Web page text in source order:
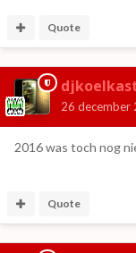
Quote
26 december
2016 was toch nog
Quote